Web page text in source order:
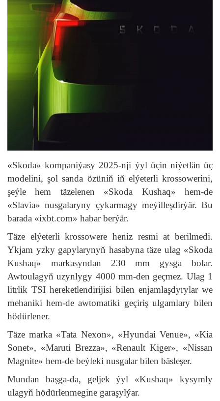
«Skoda» kompaniýasy 2025-nji ýyl üçin niýetlän üç
modelini, şol sanda özüniň iň elýeterli krossowerini,
şeýle hem täzelenen «Skoda Kushaq» hem-de
«Slavia» nusgalaryny çykarmagy meýilleşdirýär. Bu
barada «ixbt.com» habar berýär.
Täze elýeterli krossowere heniz resmi at berilmedi.
Ykjam yzky gapylarynyň hasabyna täze ulag «Skoda
Kushaq» markasyndan 230 mm gysga bolar.
Awtoulagyň uzynlygy 4000 mm-den geçmez. Ulag 1
litrlik TSI hereketlendirijisi bilen enjamlaşdyrylar we
mehaniki hem-de awtomatiki geçiriş ulgamlary bilen
hödürlener.
Täze marka «Tata Nexon», «Hyundai Venue», «Kia
Sonet», «Maruti Brezza», «Renault Kiger», «Nissan
Magnite» hem-de beýleki nusgalar bilen bäsleşer.
Mundan başga-da, geljek ýyl «Kushaq» kysymly
ulagyň hödürlenmegine garaşylýar.